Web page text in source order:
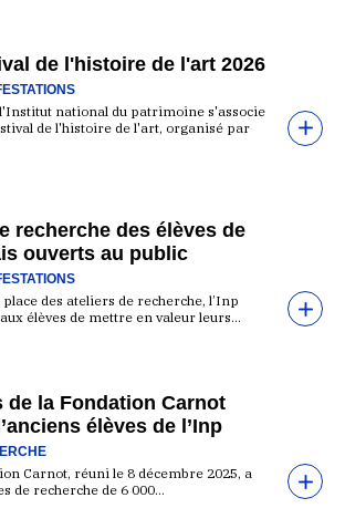
de l'histoire de l'art 2026
national du patrimoine s'associe
de l'histoire de l'art, organisé par
recherche des élèves de
ouverts au public
des ateliers de recherche, l’Inp
élèves de mettre en valeur leurs…
de la Fondation Carnot
élèves de l’Inp
Carnot, réuni le 8 décembre 2025, a
de recherche de 6 000…